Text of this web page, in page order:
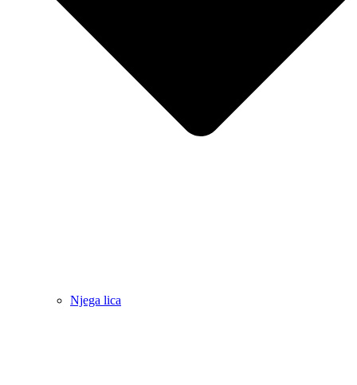
Njega lica